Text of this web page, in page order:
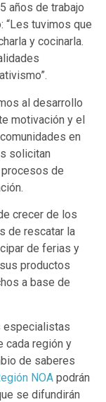
años de trabajo
“Les tuvimos que
y cocinarla.
al desarrollo
motivación y el
en
solicitan
procesos de
crecer de los
de rescatar la
de ferias y
productos
a base de
especialistas
cada región y
de saberes
NOA podrán
se difundirán